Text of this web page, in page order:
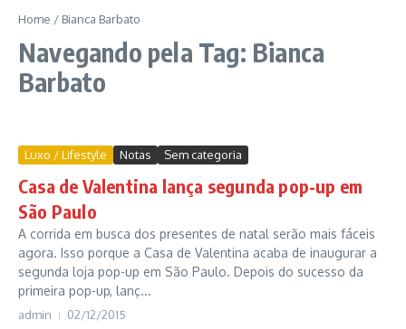
Home / Bianca Barbato
Navegando pela Tag: Bianca
Barbato
Luxo / Lifestyle Notas Sem categoria
Casa de Valentina lança segunda pop-up em
São Paulo
A corrida em busca dos presentes de natal serão mais fáceis
agora. Isso porque a Casa de Valentina acaba de inaugurar a
segunda loja pop-up em São Paulo. Depois do sucesso da
primeira pop-up, lanç...
admin 02/12/2015